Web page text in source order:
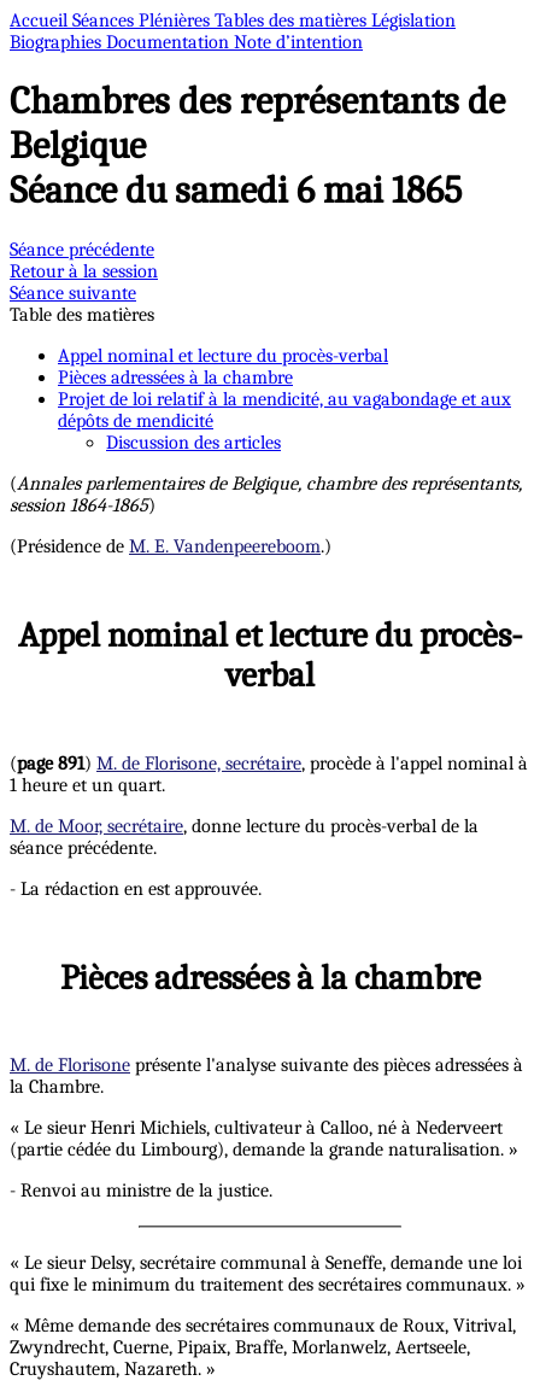
Accueil Séances Plénières Tables des matières Législation
Biographies Documentation Note d’intention
Chambres des représentants de
Belgique
Séance du samedi 6 mai 1865
Séance précédente
Retour à la session
Séance suivante
Table des matières
Appel nominal et lecture du procès-verbal
Pièces adressées à la chambre
Projet de loi relatif à la mendicité, au vagabondage et aux
dépôts de mendicité
Discussion des articles
(Annales parlementaires de Belgique, chambre des représentants,
session 1864-1865)
(Présidence de M. E. Vandenpeereboom.)
Appel nominal et lecture du procès-
verbal
(page 891) M. de Florisone, secrétaire, procède à l'appel nominal à
1 heure et un quart.
M. de Moor, secrétaire, donne lecture du procès-verbal de la
séance précédente.
- La rédaction en est approuvée.
Pièces adressées à la chambre
M. de Florisone présente l'analyse suivante des pièces adressées à
la Chambre.
« Le sieur Henri Michiels, cultivateur à Calloo, né à Nederveert
(partie cédée du Limbourg), demande la grande naturalisation. »
- Renvoi au ministre de la justice.
« Le sieur Delsy, secrétaire communal à Seneffe, demande une loi
qui fixe le minimum du traitement des secrétaires communaux. »
« Même demande des secrétaires communaux de Roux, Vitrival,
Zwyndrecht, Cuerne, Pipaix, Braffe, Morlanwelz, Aertseele,
Cruyshautem, Nazareth. »